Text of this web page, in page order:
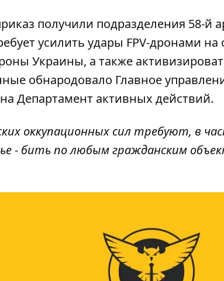
получили подразделения 58-й
усилить удары FPV-дронами
Украины, а также
обнародовало Главное
Департамент активных действий.
оккупационных сил требуют, в
- бить по любым гражданским